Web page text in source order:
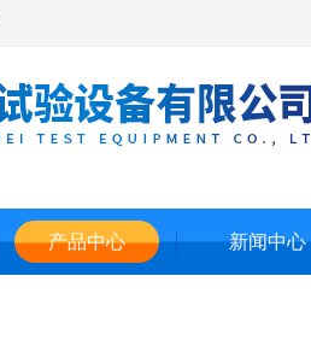
产品中心 新闻中心